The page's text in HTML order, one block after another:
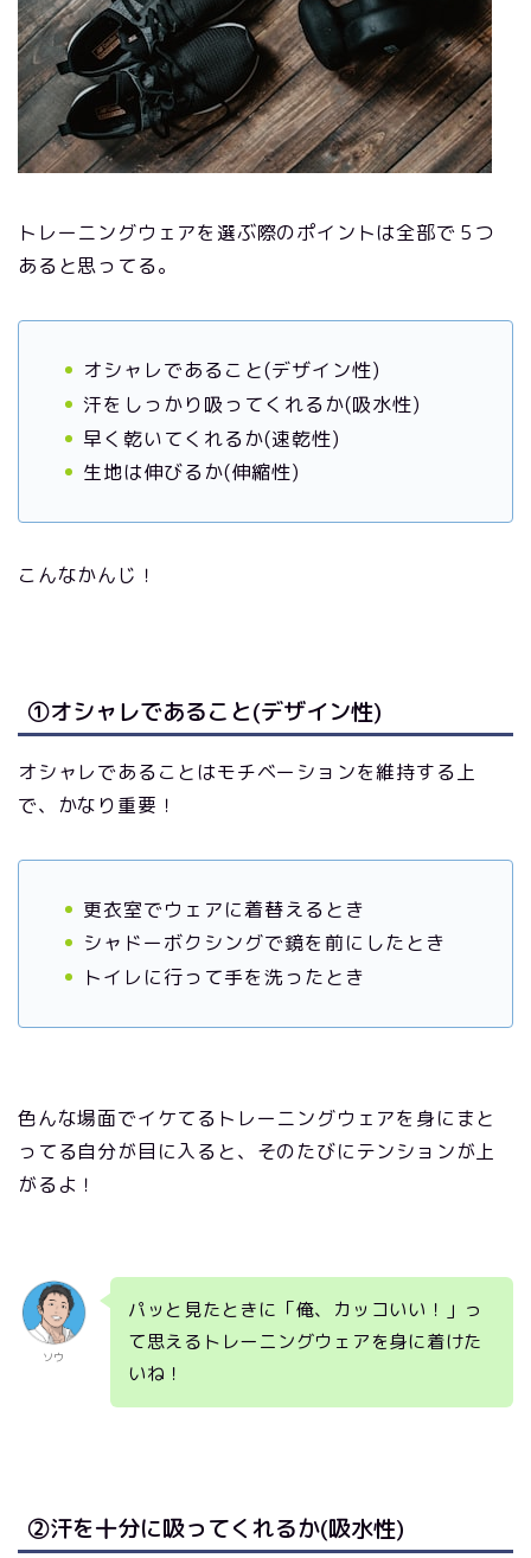
トレーニングウェアを選ぶ際のポイントは全部で５つ
あると思ってる。
オシャレであること(デザイン性)
汗をしっかり吸ってくれるか(吸水性)
早く乾いてくれるか(速乾性)
生地は伸びるか(伸縮性)
こんなかんじ！
①オシャレであること(デザイン性)
オシャレであることはモチベーションを維持する上
で、かなり重要！
更衣室でウェアに着替えるとき
シャドーボクシングで鏡を前にしたとき
トイレに行って手を洗ったとき
色んな場面でイケてるトレーニングウェアを身にまと
ってる自分が目に入ると、そのたびにテンションが上
がるよ！
ソウ
パッと見たときに「俺、カッコいい！」っ
て思えるトレーニングウェアを身に着けた
いね！
②汗を十分に吸ってくれるか(吸水性)